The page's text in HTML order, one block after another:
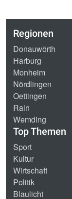
Regionen
Donauwörth
Harburg
Monheim
Nördlingen
Oettingen
Rain
Wemding
Top Themen
Sport
Kultur
Wirtschaft
Politik
Blaulicht